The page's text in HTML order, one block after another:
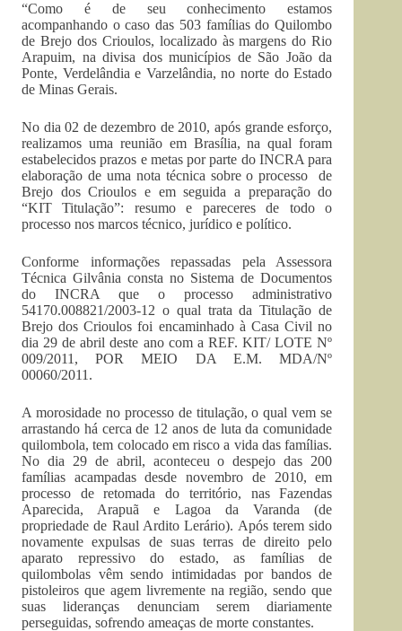
“Como é de seu conhecimento estamos
acompanhando o caso das 503 famílias do Quilombo
de Brejo dos Crioulos, localizado às margens do Rio
Arapuim, na divisa dos municípios de São João da
Ponte, Verdelândia e Varzelândia, no norte do Estado
de Minas Gerais.
No dia 02 de dezembro de 2010, após grande esforço,
realizamos uma reunião em Brasília, na qual foram
estabelecidos prazos e metas por parte do INCRA para
elaboração de uma nota técnica sobre o processo de
Brejo dos Crioulos e em seguida a preparação do
“KIT Titulação”: resumo e pareceres de todo o
processo nos marcos técnico, jurídico e político.
Conforme informações repassadas pela Assessora
Técnica Gilvânia consta no Sistema de Documentos
do INCRA que o processo administrativo
54170.008821/2003-12 o qual trata da Titulação de
Brejo dos Crioulos foi encaminhado à Casa Civil no
dia 29 de abril deste ano com a REF. KIT/ LOTE Nº
009/2011, POR MEIO DA E.M. MDA/Nº
00060/2011.
A morosidade no processo de titulação, o qual vem se
arrastando há cerca de 12 anos de luta da comunidade
quilombola, tem colocado em risco a vida das famílias.
No dia 29 de abril, aconteceu o despejo das 200
famílias acampadas desde novembro de 2010, em
processo de retomada do território, nas Fazendas
Aparecida, Arapuã e Lagoa da Varanda (de
propriedade de Raul Ardito Lerário). Após terem sido
novamente expulsas de suas terras de direito pelo
aparato repressivo do estado, as famílias de
quilombolas vêm sendo intimidadas por bandos de
pistoleiros que agem livremente na região, sendo que
suas lideranças denunciam serem diariamente
perseguidas, sofrendo ameaças de morte constantes.